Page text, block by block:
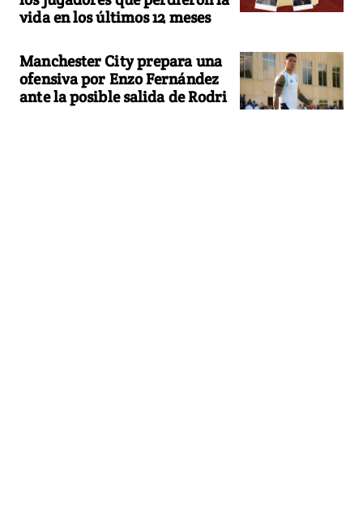
vida en los últimos 12 meses
Manchester City prepara una
ofensiva por Enzo Fernández
ante la posible salida de Rodri